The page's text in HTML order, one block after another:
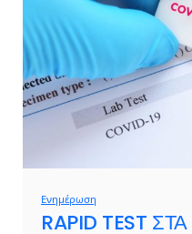
Ενημέρωση
RAPID TEST